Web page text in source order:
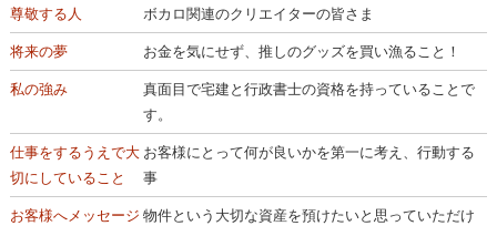
尊敬する人 ボカロ関連のクリエイターの皆さま
将来の夢 お金を気にせず、推しのグッズを買い漁ること！
私の強み
真面目で宅建と行政書士の資格を持っていることで
す。
仕事をするうえで大
切にしていること
お客様にとって何が良いかを第一に考え、行動する
事
お客様へメッセージ 物件という大切な資産を預けたいと思っていただけ